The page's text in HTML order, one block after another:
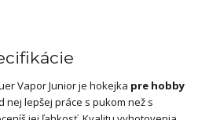
Vapor Junior je hokejka pre hobby
nej lepšej práce s pukom než s